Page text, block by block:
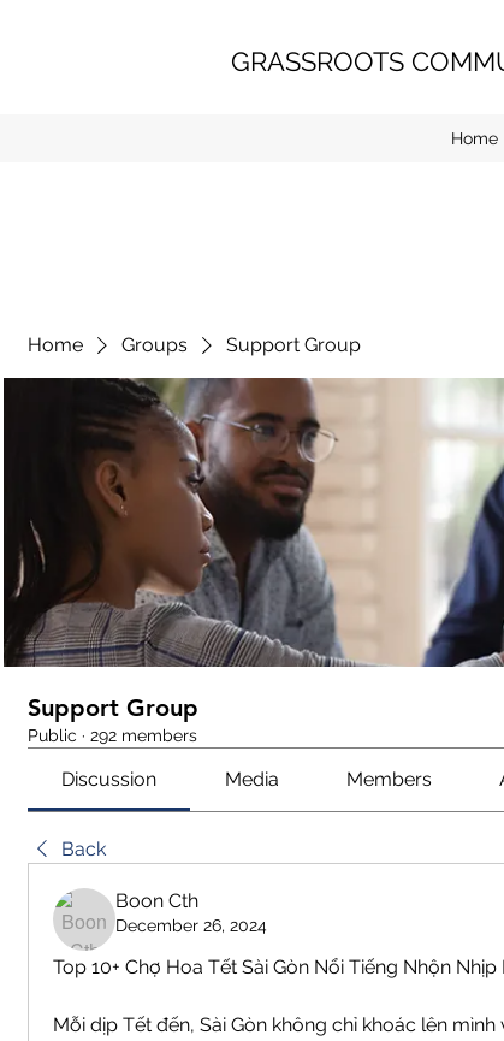
GRASSROOTS
Home
Home Groups Support Group
Support Group
Public · 292 members
Discussion Media Members
Back
Boon Cth
December 26, 2024
Top 10+ Chợ Hoa Tết Sài Gòn Nổi Tiếng Nhộn
Mỗi dịp Tết đến, Sài Gòn không chỉ khoác lên